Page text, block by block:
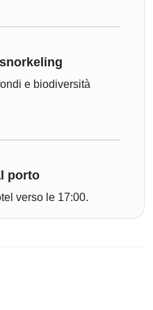
e biodiversità
porto
verso le 17:00.